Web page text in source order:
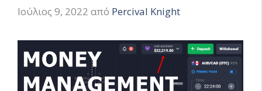
Ιούλιος 9, 2022 από Percival Knight